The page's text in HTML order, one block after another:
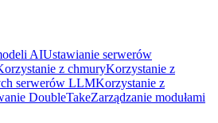
AIUstawianie serwerów
z chmuryKorzystanie z
serwerów LLMKorzystanie z
DoubleTakeZarządzanie modułami